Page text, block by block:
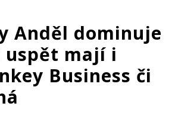
Anděl dominuje
uspět mají i
Business či